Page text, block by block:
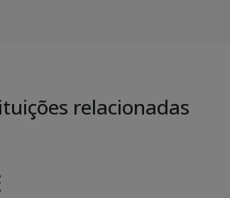
relacionadas